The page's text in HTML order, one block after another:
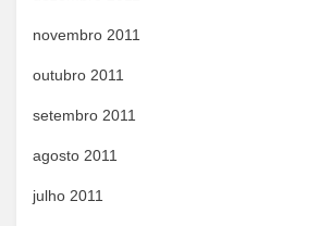
novembro 2011
outubro 2011
setembro 2011
agosto 2011
julho 2011